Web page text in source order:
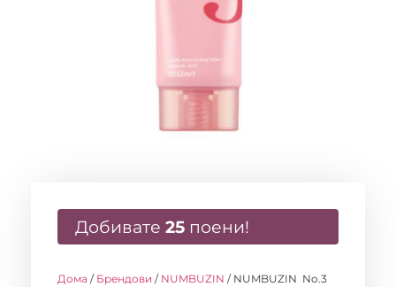
Добивате 25 поени!
Дома / Брендови / NUMBUZIN / NUMBUZIN No.3